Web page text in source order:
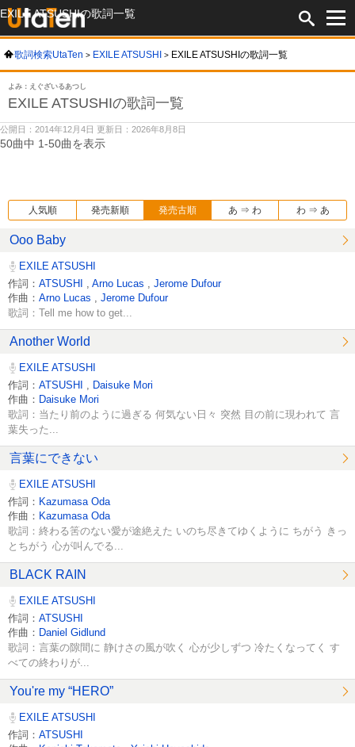
EXILE ATSUSHIの歌詞一覧
歌詞検索UtaTen EXILE ATSUSHI EXILE ATSUSHIの歌詞一覧
よみ：えぐざいるあつし
EXILE ATSUSHIの歌詞一覧
公開日：2014年12月4日 更新日：2026年8月8日
50曲中 1-50曲を表示
人気順 発売新順 発売古順 あ ⇒ わ わ ⇒ あ
Ooo Baby
EXILE ATSUSHI
作詞： ATSUSHI Arno Lucas
Jerome Dufour
作曲： Arno Lucas Jerome Dufour
歌詞：Tell me how to get...
Another World
EXILE ATSUSHI
作詞： ATSUSHI
Daisuke Mori
作曲： Daisuke Mori
歌詞：当たり前のように過ぎる 何気ない日々 突然 目の前に現われて 言
葉失った...
言葉にできない
EXILE ATSUSHI
作詞： Kazumasa Oda
作曲： Kazumasa Oda
歌詞：終わる筈のない愛が途絶えた いのち尽きてゆくように ちがう きっ
とちがう 心が叫んでる...
BLACK RAIN
EXILE ATSUSHI
作詞： ATSUSHI
作曲： Daniel Gidlund
歌詞：言葉の隙間に 静けさの風が吹く 心が少しずつ 冷たくなってく す
べての終わりが...
You're my “HERO”
EXILE ATSUSHI
作詞： ATSUSHI